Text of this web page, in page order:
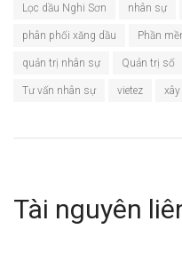
Lọc dầu Nghi Sơn nhân sự
phân phối xăng dầu Phần
quản trị nhân sự Quản trị số
Tư vấn nhân sự vietez
Tài nguyên